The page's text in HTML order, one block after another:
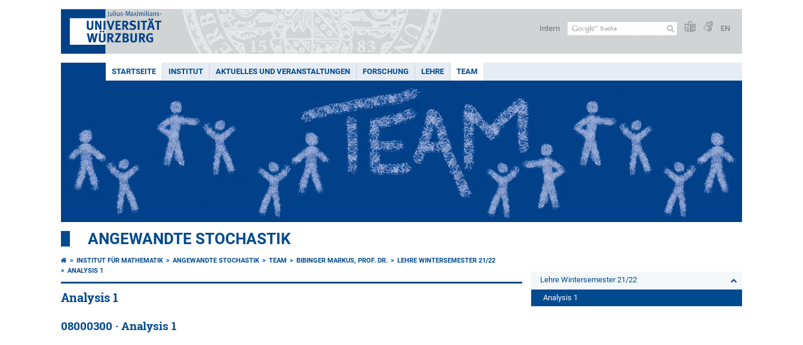
Intern EN
STARTSEITE INSTITUT AKTUELLES UND VERANSTALTUNGEN FORSCHUNG LEHRE TEAM
ANGEWANDTE STOCHASTIK
INSTITUT FÜR MATHEMATIK ANGEWANDTE STOCHASTIK TEAM BIBINGER MARKUS, PROF. DR.
LEHRE WINTERSEMESTER 21/22
ANALYSIS 1
Analysis 1
08000300 · Analysis 1
Lehre Wintersemester 21/22
Analysis 1